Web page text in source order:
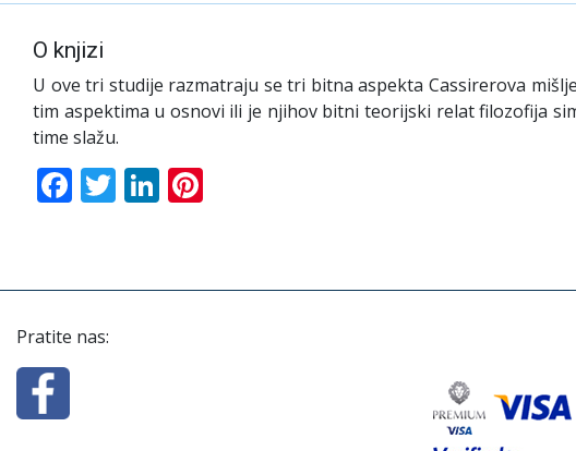
O knjizi
U ove tri studije razmatraju se tri bitna aspekta Cassirerova
tim aspektima u osnovi ili je njihov bitni teorijski relat filozofija
time slažu.
Facebook
TwitterLinkedIn
Pratite nas: